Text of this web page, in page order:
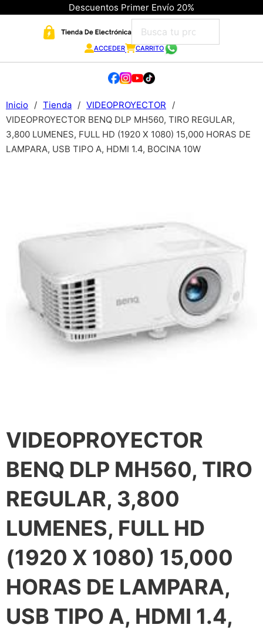
Descuentos Primer Envío 20%
ACCEDER CARRITO
Inicio / Tienda / VIDEOPROYECTOR
/
VIDEOPROYECTOR BENQ DLP MH560, TIRO REGULAR,
3,800 LUMENES, FULL HD (1920 X 1080) 15,000 HORAS DE
LAMPARA, USB TIPO A, HDMI 1.4, BOCINA 10W
VIDEOPROYECTOR
BENQ DLP MH560, TIRO
REGULAR, 3,800
LUMENES, FULL HD
(1920 X 1080) 15,000
HORAS DE LAMPARA,
USB TIPO A, HDMI 1.4,